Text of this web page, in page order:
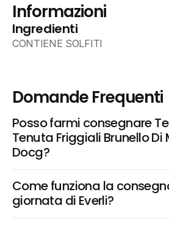
Informazioni
Ingredienti
CONTIENE SOLFITI
Domande Frequenti
Posso farmi consegnare
Tenuta Friggiali Brunello
Docg?
Come funziona la
giornata di Everli?